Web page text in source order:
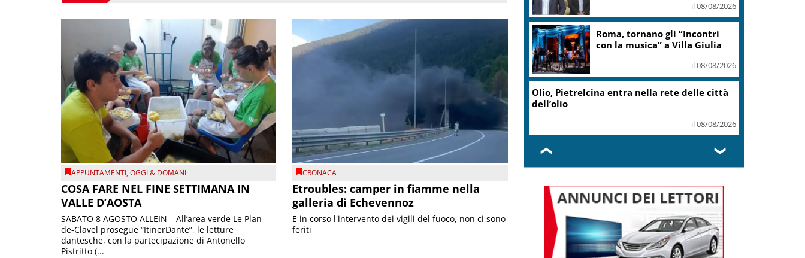
APPUNTAMENTI,OGGI & DOMANI
COSA FARE NEL FINE SETTIMANA IN
VALLE D’AOSTA
SABATO 8 AGOSTO ALLEIN – All’area verde Le Plan-
de-Clavel prosegue “ItinerDante”, le letture
dantesche, con la partecipazione di Antonello
Pistritto (...
CRONACA
Etroubles: camper in fiamme nella
galleria di Echevennoz
E in corso l'intervento dei vigili del fuoco, non ci sono
feriti
il 08/08/2026
Roma, tornano gli “Incontri
con la musica” a Villa Giulia
il 08/08/2026
Olio, Pietrelcina entra nella rete delle città
dell’olio
il 08/08/2026
❮ ❯